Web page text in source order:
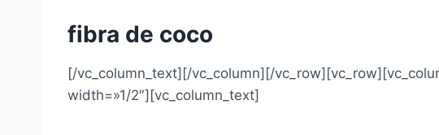
fibra de coco
[/vc_column_text][/vc_column][/
width=»1/2″][vc_column_text]